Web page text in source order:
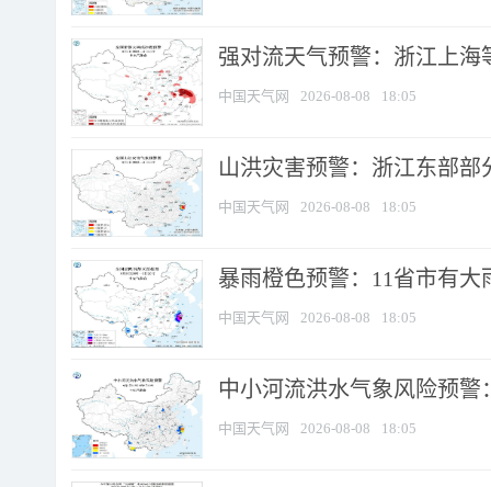
强对流天气预警：浙江上海
中国天气网 2026-08-08 18:05
山洪灾害预警：浙江东部
中国天气网 2026-08-08 18:05
暴雨橙色预警：11省市有
中国天气网 2026-08-08 18:05
中小河流洪水气象风险预
中国天气网 2026-08-08 18:05